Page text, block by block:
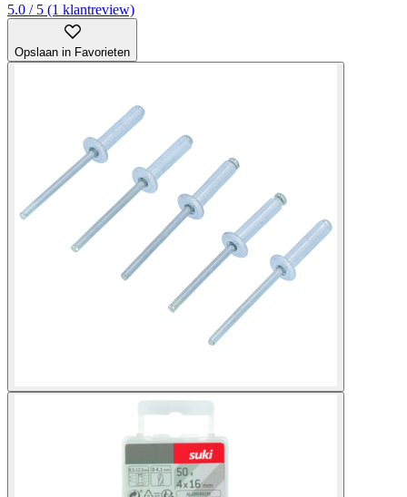
5.0 / 5 (1 klantreview)
Opslaan in Favorieten